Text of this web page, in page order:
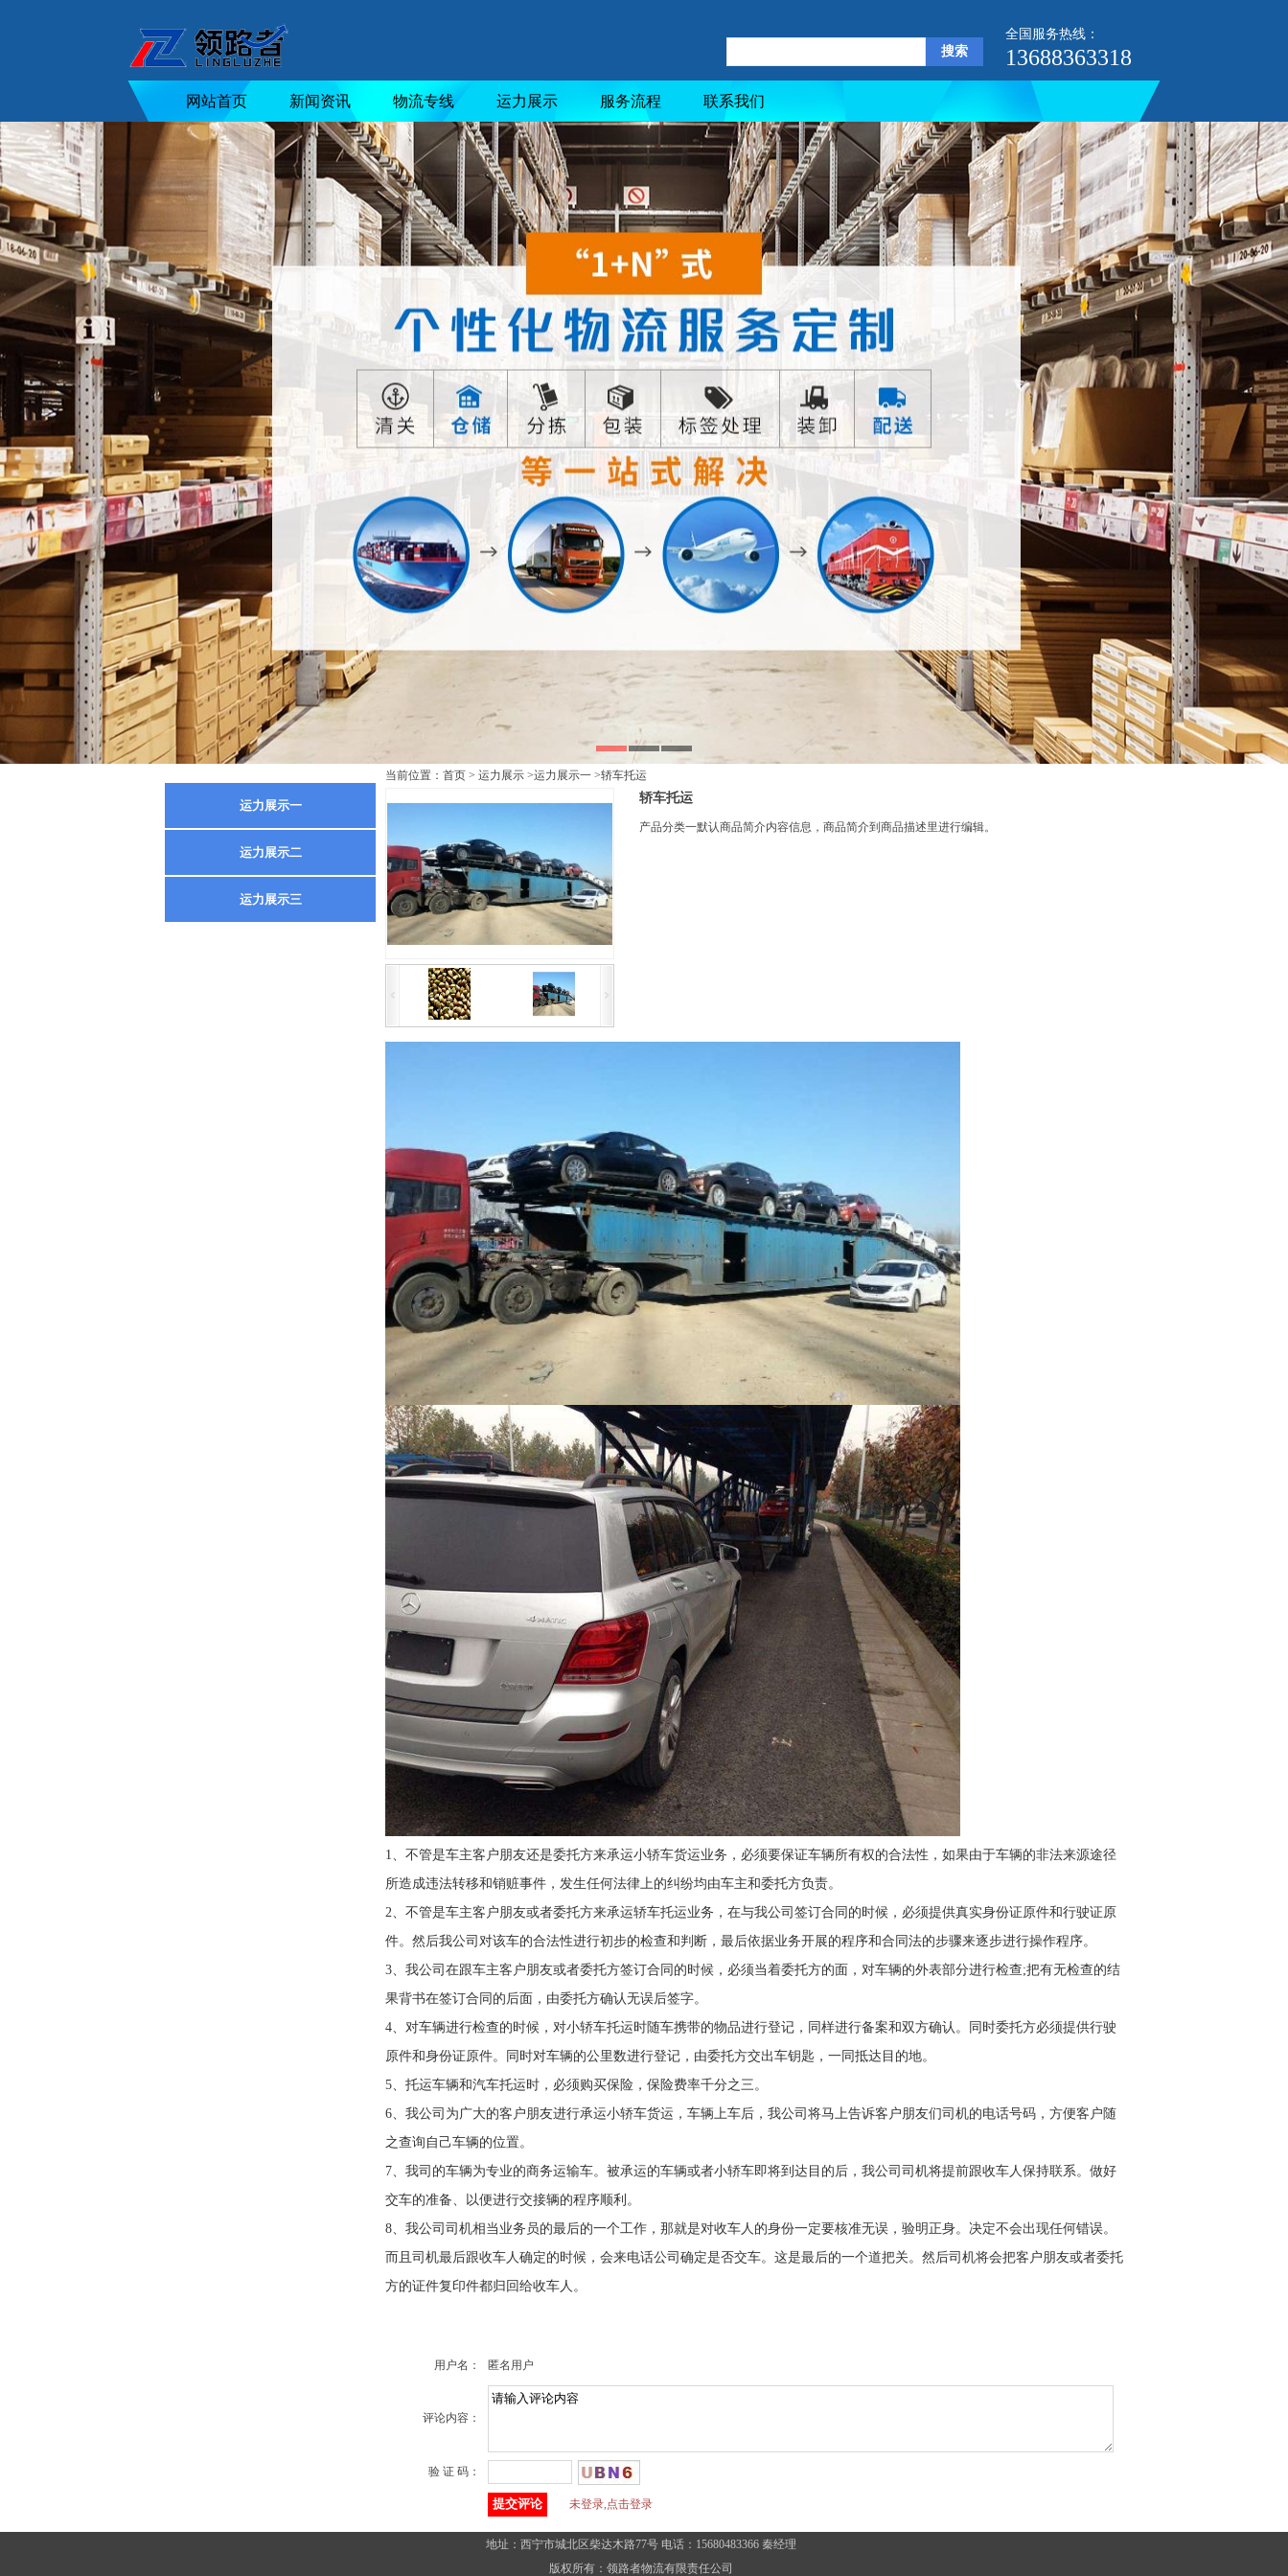
全国服务热线：
13688363318
网站首页 新闻资讯 物流专线 运力展示 服务流程 联系我们
3
运力展示一
运力展示二
运力展示三
当前位置： 首页 > 运力展示 >运力展示一 >轿车托运
轿车托运
产品分类一默认商品简介内容信息，商品简介到商品描述里进行编辑。
1、不管是车主客户朋友还是委托方来承运小轿车货运业务，必须要保证车辆所有权的合法性，如果由于车辆的非法来源途径
所造成违法转移和销赃事件，发生任何法律上的纠纷均由车主和委托方负责。
2、不管是车主客户朋友或者委托方来承运轿车托运业务，在与我公司签订合同的时候，必须提供真实身份证原件和行驶证原
件。然后我公司对该车的合法性进行初步的检查和判断，最后依据业务开展的程序和合同法的步骤来逐步进行操作程序。
3、我公司在跟车主客户朋友或者委托方签订合同的时候，必须当着委托方的面，对车辆的外表部分进行检查;把有无检查的结
果背书在签订合同的后面，由委托方确认无误后签字。
4、对车辆进行检查的时候，对小轿车托运时随车携带的物品进行登记，同样进行备案和双方确认。同时委托方必须提供行驶
原件和身份证原件。同时对车辆的公里数进行登记，由委托方交出车钥匙，一同抵达目的地。
5、托运车辆和汽车托运时，必须购买保险，保险费率千分之三。
6、我公司为广大的客户朋友进行承运小轿车货运，车辆上车后，我公司将马上告诉客户朋友们司机的电话号码，方便客户随
之查询自己车辆的位置。
7、我司的车辆为专业的商务运输车。被承运的车辆或者小轿车即将到达目的后，我公司司机将提前跟收车人保持联系。做好
交车的准备、以便进行交接辆的程序顺利。
8、我公司司机相当业务员的最后的一个工作，那就是对收车人的身份一定要核准无误，验明正身。决定不会出现任何错误。
而且司机最后跟收车人确定的时候，会来电话公司确定是否交车。这是最后的一个道把关。然后司机将会把客户朋友或者委托
方的证件复印件都归回给收车人。
用户名： 匿名用户
评论内容：
验 证 码：
未登录,点击登录
地址： 西宁市城北区柴达木路77号电话：15680483366 秦经理
版权所有：领路者物流有限责任公司